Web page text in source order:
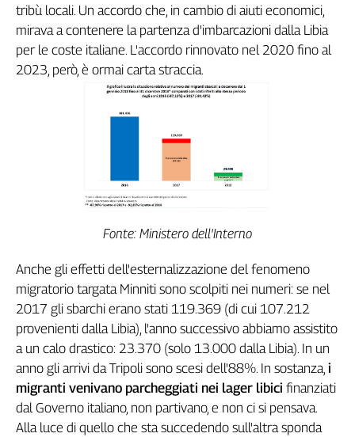
Romagna
Friuli
Venezia
Giulia
Trentino
Umbria
Valle
D'Aosta
Veneto
Archivio
Storico
1955-
2014
tribù locali. Un accordo che, in cambio di aiuti economici,
mirava a contenere la partenza d'imbarcazioni dalla Libia
per le coste italiane. L'accordo rinnovato nel 2020 fino al
2023, però, è ormai carta straccia.
Fonte: Ministero dell'Interno
Anche gli effetti dell'esternalizzazione del fenomeno
migratorio targata Minniti sono scolpiti nei numeri: se nel
2017 gli sbarchi erano stati 119.369 (di cui 107.212
provenienti dalla Libia), l'anno successivo abbiamo assistito
a un calo drastico: 23.370 (solo 13.000 dalla Libia). In un
anno gli arrivi da Tripoli sono scesi dell'88%. In sostanza, i
migranti venivano parcheggiati nei lager libici finanziati
dal Governo italiano, non partivano, e non ci si pensava.
Alla luce di quello che sta succedendo sull'altra sponda